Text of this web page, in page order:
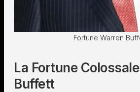
Fortune Warren
La Fortune
Buffett